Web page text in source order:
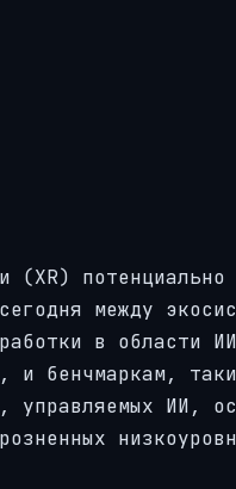
(XR) потенциально
между
в области
и бенчмаркам,
управляемых ИИ,